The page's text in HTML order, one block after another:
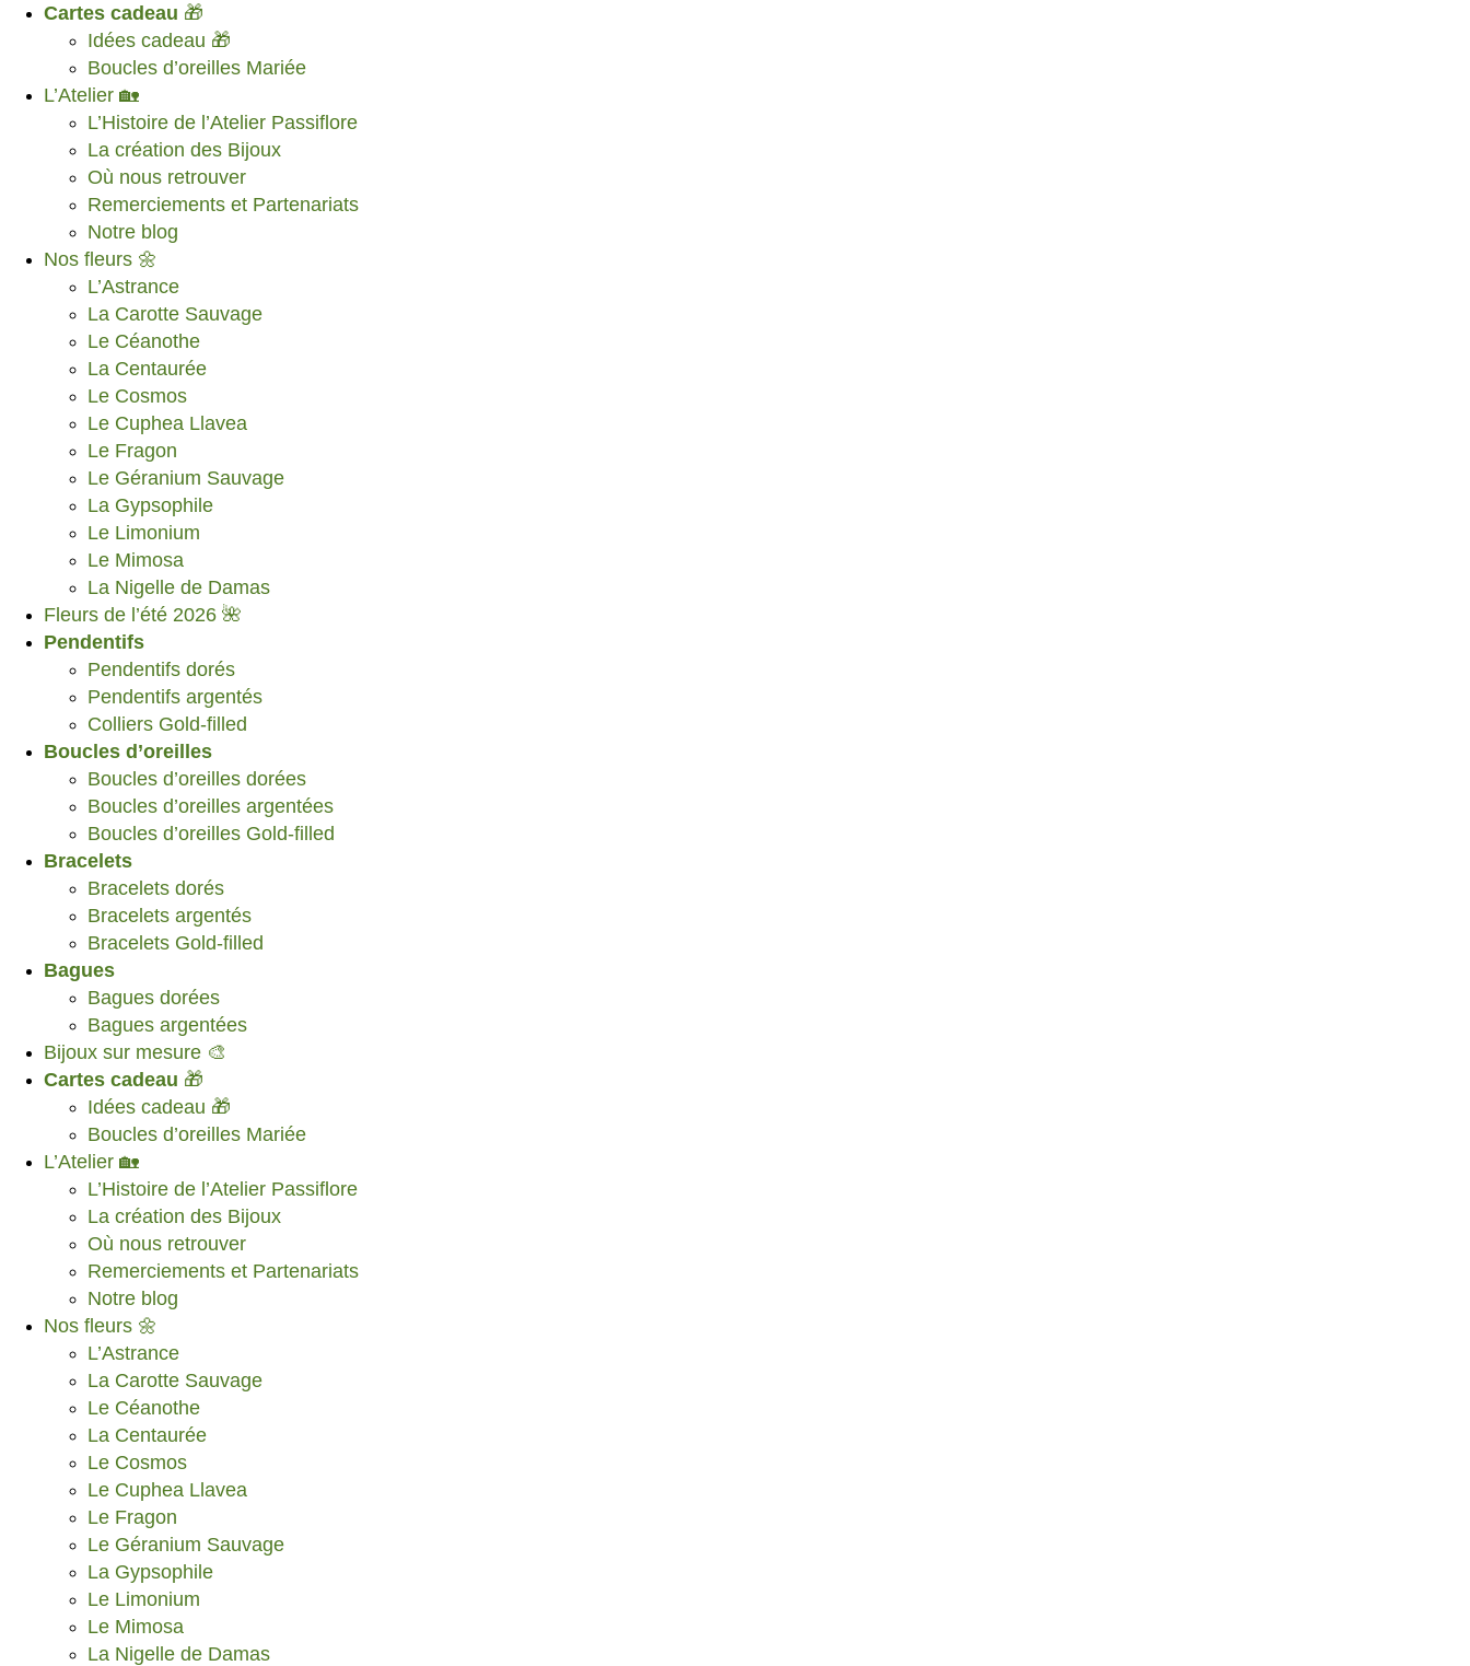
Cartes cadeau 🎁
Idées cadeau 🎁
Boucles d’oreilles Mariée
L’Atelier 🏡
L’Histoire de l’Atelier Passiflore
La création des Bijoux
Où nous retrouver
Remerciements et Partenariats
Notre blog
Nos fleurs 🌼
L’Astrance
La Carotte Sauvage
Le Céanothe
La Centaurée
Le Cosmos
Le Cuphea Llavea
Le Fragon
Le Géranium Sauvage
La Gypsophile
Le Limonium
Le Mimosa
La Nigelle de Damas
Fleurs de l’été 2026 🌺
Pendentifs
Pendentifs dorés
Pendentifs argentés
Colliers Gold-filled
Boucles d’oreilles
Boucles d’oreilles dorées
Boucles d’oreilles argentées
Boucles d’oreilles Gold-filled
Bracelets
Bracelets dorés
Bracelets argentés
Bracelets Gold-filled
Bagues
Bagues dorées
Bagues argentées
Bijoux sur mesure 🎨
Cartes cadeau 🎁
Idées cadeau 🎁
Boucles d’oreilles Mariée
L’Atelier 🏡
L’Histoire de l’Atelier Passiflore
La création des Bijoux
Où nous retrouver
Remerciements et Partenariats
Notre blog
Nos fleurs 🌼
L’Astrance
La Carotte Sauvage
Le Céanothe
La Centaurée
Le Cosmos
Le Cuphea Llavea
Le Fragon
Le Géranium Sauvage
La Gypsophile
Le Limonium
Le Mimosa
La Nigelle de Damas